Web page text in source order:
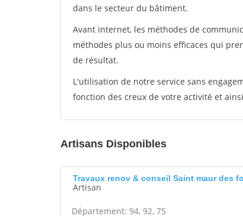
dans le secteur du bâtiment.
Avant internet, les méthodes de
méthodes plus ou moins efficaces qui
de résultat.
L'utilisation de notre service sans
fonction des creux de votre activité et
Artisans Disponibles
Travaux renov & conseil Saint maur des
Artisan
Département: 94, 92, 75